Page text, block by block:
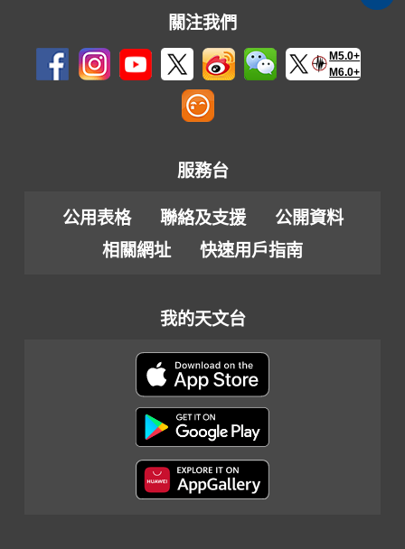
關注我們
M5.0+
M6.0+
服務台
公用表格 聯絡及支援
公開資料
相關網址
快速用戶指南
我的天文台